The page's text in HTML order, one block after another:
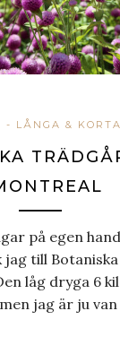
- LÅNGA & KORTA
på egen
till Botaniska
låg dryga 6
jag är ju